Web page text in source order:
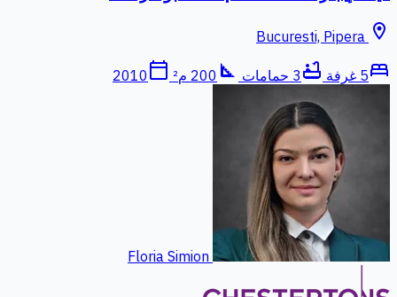
location_on
bed5 غرفة bathtub 3 حمامات square_foot 200 م² calendar_today
2010
Floria Simion